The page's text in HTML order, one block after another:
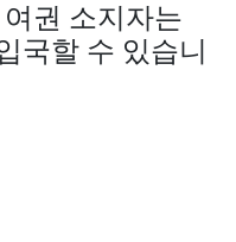
권 소지자는
국할 수 있습니